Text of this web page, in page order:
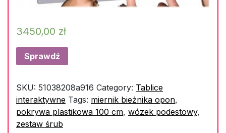
3450,00 zł
Sprawdź
SKU: 51038208a916 Category: Tablice
interaktywne Tags: miernik bieżnika opon,
pokrywa plastikowa 100 cm, wózek podestowy,
zestaw śrub